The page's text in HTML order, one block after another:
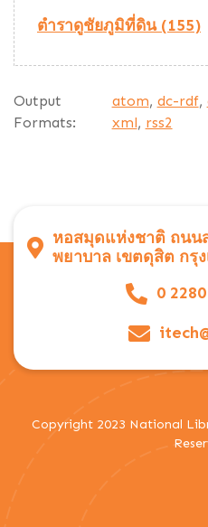
ตำราดูชัยภูมิที่ดิน (155)
Output
Formats:
atom, dc-rdf,
xml, rss2
หอสมุดแห่งชาติ ถนน
พยาบาล เขตดุสิต กรุ
0
Copyright 2023 National